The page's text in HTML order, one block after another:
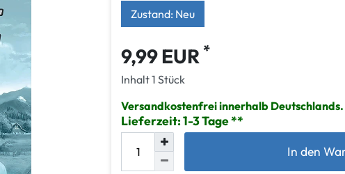
Zustand: Neu
9,99 EUR *
Inhalt1 Stück
Versandkostenfrei innerhalb Deutschlands.
Lieferzeit: 1-3 Tage
In den